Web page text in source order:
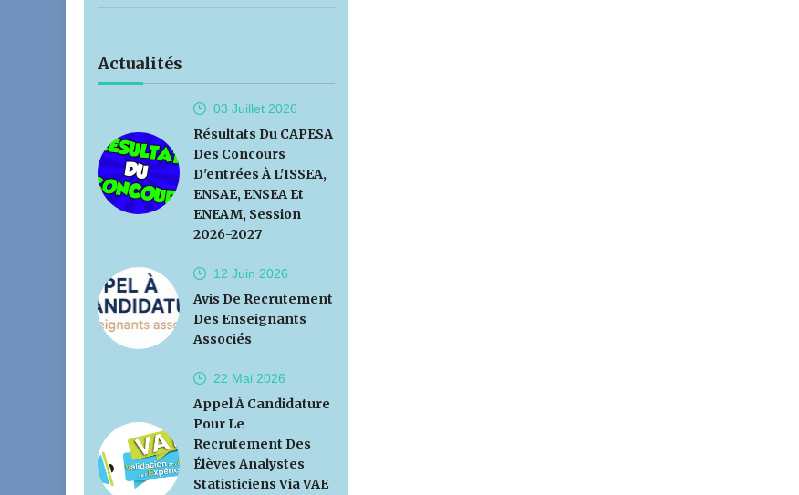
Actualités
03 Juillet 2026
Résultats Du CAPESA
Des Concours
D'entrées À L'ISSEA,
ENSAE, ENSEA Et
ENEAM, Session
2026-2027
12 Juin 2026
Avis De Recrutement
Des Enseignants
Associés
22 Mai 2026
Appel À Candidature
Pour Le
Recrutement Des
Élèves Analystes
Statisticiens Via VAE